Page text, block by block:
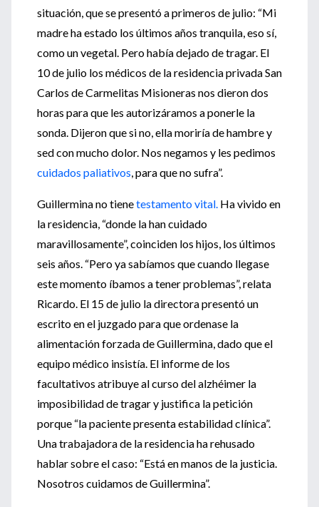
situación, que se presentó a primeros de julio: “Mi
madre ha estado los últimos años tranquila, eso sí,
como un vegetal. Pero había dejado de tragar. El
10 de julio los médicos de la residencia privada San
Carlos de Carmelitas Misioneras nos dieron dos
horas para que les autorizáramos a ponerle la
sonda. Dijeron que si no, ella moriría de hambre y
sed con mucho dolor. Nos negamos y les pedimos
cuidados paliativos, para que no sufra”.
Guillermina no tienetestamento vital. Ha vivido en
la residencia, “donde la han cuidado
maravillosamente”, coinciden los hijos, los últimos
seis años. “Pero ya sabíamos que cuando llegase
este momento íbamos a tener problemas”, relata
Ricardo. El 15 de julio la directora presentó un
escrito en el juzgado para que ordenase la
alimentación forzada de Guillermina, dado que el
equipo médico insistía. El informe de los
facultativos atribuye al curso del alzhéimer la
imposibilidad de tragar y justifica la petición
porque “la paciente presenta estabilidad clínica”.
Una trabajadora de la residencia ha rehusado
hablar sobre el caso: “Está en manos de la justicia.
Nosotros cuidamos de Guillermina”.